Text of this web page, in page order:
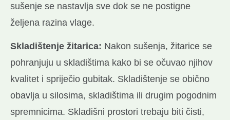
sušenje se nastavlja sve dok se ne postigne
željena razina vlage.
Skladištenje žitarica: Nakon sušenja, žitarice se
pohranjuju u skladištima kako bi se očuvao njihov
kvalitet i spriječio gubitak. Skladištenje se obično
obavlja u silosima, skladištima ili drugim pogodnim
spremnicima. Skladišni prostori trebaju biti čisti,